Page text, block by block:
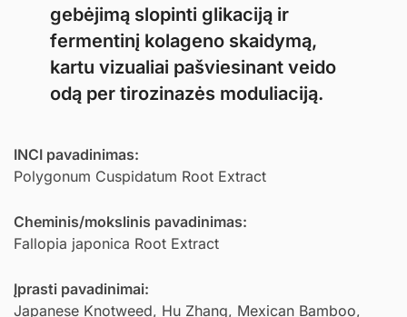
gebėjimą slopinti glikaciją ir
fermentinį kolageno skaidymą,
kartu vizualiai pašviesinant veido
odą per tirozinazės moduliaciją.
INCI pavadinimas:
Polygonum Cuspidatum Root Extract
Cheminis/mokslinis pavadinimas:
Fallopia japonica Root Extract
Įprasti pavadinimai:
Japanese Knotweed, Hu Zhang, Mexican Bamboo,